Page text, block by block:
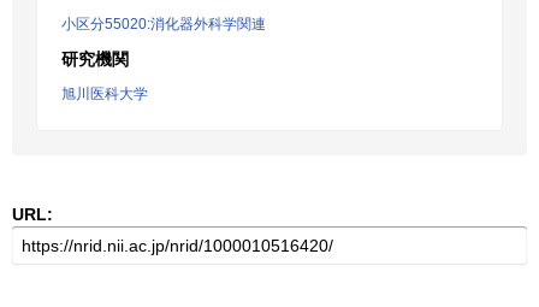
小区分55020:消化器外科学関連
研究機関
旭川医科大学
URL: